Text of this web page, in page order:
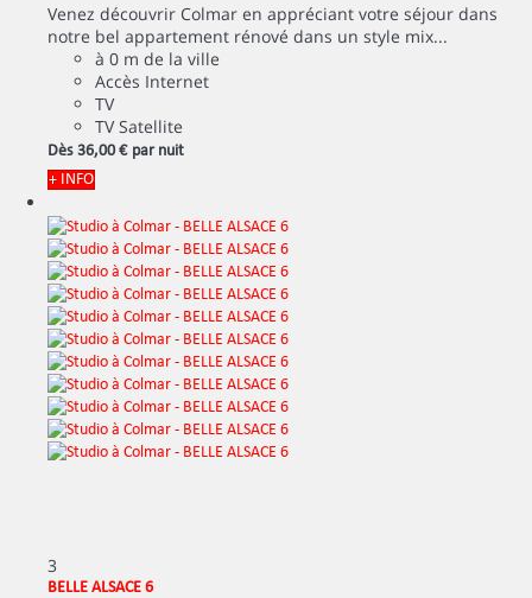
Venez découvrir Colmar en appréciant votre séjour dans
notre bel appartement rénové dans un style mix...
à 0 m de la ville
Accès Internet
TV
TV Satellite
Dès 36,00 € par nuit
+ INFO
3
BELLE ALSACE 6